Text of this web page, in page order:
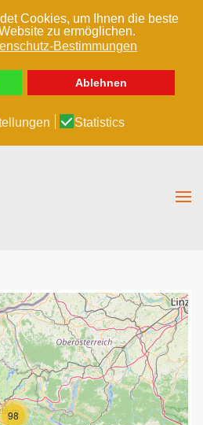
Cookies, um Ihnen die beste
zu ermöglichen.
Bestimmungen
Ablehnen
Statistics
98